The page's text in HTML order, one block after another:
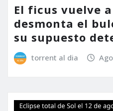
El ficus vuelve
desmonta el
su supuesto
torrent al dia